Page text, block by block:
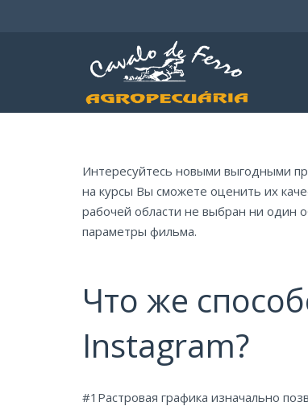
Интересуйтесь новыми выгодными
на курсы Вы сможете оценить их
рабочей области не выбран ни один
параметры фильма.
Что же
Instagram?
#1Растровая графика изначально